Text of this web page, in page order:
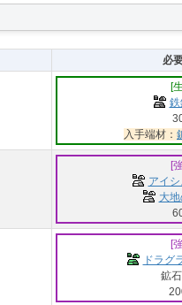
必
[
鉄
入手端材：
[
アイ
大
[
ドラグ
鉱